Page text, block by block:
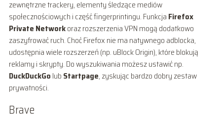
zewnętrzne trackery, elementy śledzące mediów
społecznościowych i część fingerprintingu. Funkcja Firefox
Private Networkoraz rozszerzenia VPN mogą dodatkowo
zaszyfrować ruch. Choć Firefox nie ma natywnego adblocka,
udostępnia wiele rozszerzeń (np. uBlock Origin), które blokują
reklamy i skrypty. Do wyszukiwania możesz ustawić np.
DuckDuckGo lub Startpage, zyskując bardzo dobry zestaw
prywatności.
Brave